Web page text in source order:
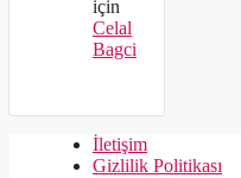
için
Celal
Bagci
İletişim
Gizlilik Politikası